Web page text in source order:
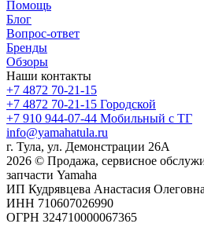
Помощь
Блог
Вопрос-ответ
Бренды
Обзоры
Наши контакты
+7 4872 70-21-15
+7 4872 70-21-15 Городской
+7 910 944-07-44 Мобильный с ТГ
info@yamahatula.ru
г. Тула, ул. Демонстрации 26А
2026 © Продажа, сервисное
запчасти Yamaha
ИП Кудрявцева Анастасия Олеговна
ИНН 710607026990
ОГРН 324710000067365